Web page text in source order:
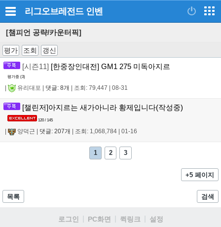
리그오브레전드 인벤
[챔피언 공략/카운터픽]
평가 조회 갱신
[시즌11] [한중장인대전] GM1 275 미독아지르
평가중 (3)
유리대포 댓글: 8개 조회: 79,447 08-31
[챌린저]아지르는 새가아니라 황제입니다(작성중)
120 / 145
| 양덕근 | 댓글: 207개 | 조회: 1,068,784 | 01-16
1 2 3
+5 페이지
목록 검색
로그인 PC화면 퀵링크
설정